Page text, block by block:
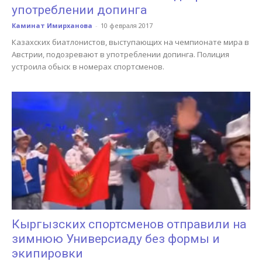
употреблении допинга
Каминат Имирханова - 10 февраля 2017
Казахских биатлонистов, выступающих на чемпионате мира в
Австрии, подозревают в употреблении допинга. Полиция
устроила обыск в номерах спортсменов.
Кыргызских спортсменов отправили на
зимнюю Универсиаду без формы и
экипировки